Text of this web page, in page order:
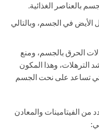
بالعناصر الغذائية.
الأيض في الجسم، وبالتالي
الحرق بالجسم، ومنع
الترهلات، وهذا المكون
تساعد على نحت الجسم
الفيتامينات والمعادن